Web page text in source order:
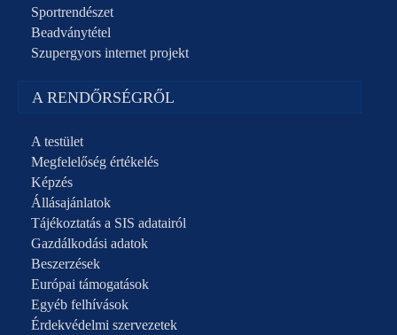
Sportrendészet
Beadványtétel
Szupergyors internet projekt
A RENDŐRSÉGRŐL
A testület
Megfelelőség értékelés
Képzés
Állásajánlatok
Tájékoztatás a SIS adatairól
Gazdálkodási adatok
Beszerzések
Európai támogatások
Egyéb felhívások
Érdekvédelmi szervezetek